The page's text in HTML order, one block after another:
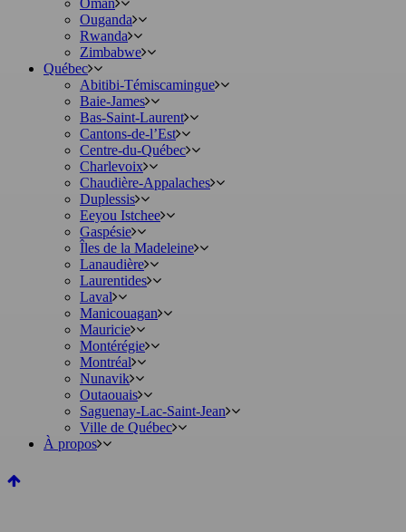
Oman
Ouganda
Rwanda
Zimbabwe
Québec
Abitibi-Témiscamingue
Baie-James
Bas-Saint-Laurent
Cantons-de-l’Est
Centre-du-Québec
Charlevoix
Chaudière-Appalaches
Duplessis
Eeyou Istchee
Gaspésie
Îles de la Madeleine
Lanaudière
Laurentides
Laval
Manicouagan
Mauricie
Montérégie
Montréal
Nunavik
Outaouais
Saguenay-Lac-Saint-Jean
Ville de Québec
À propos